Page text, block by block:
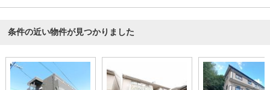
条件の近い物件が見つかりました